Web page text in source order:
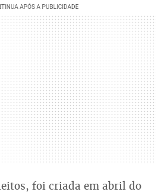
foi criada em abril do